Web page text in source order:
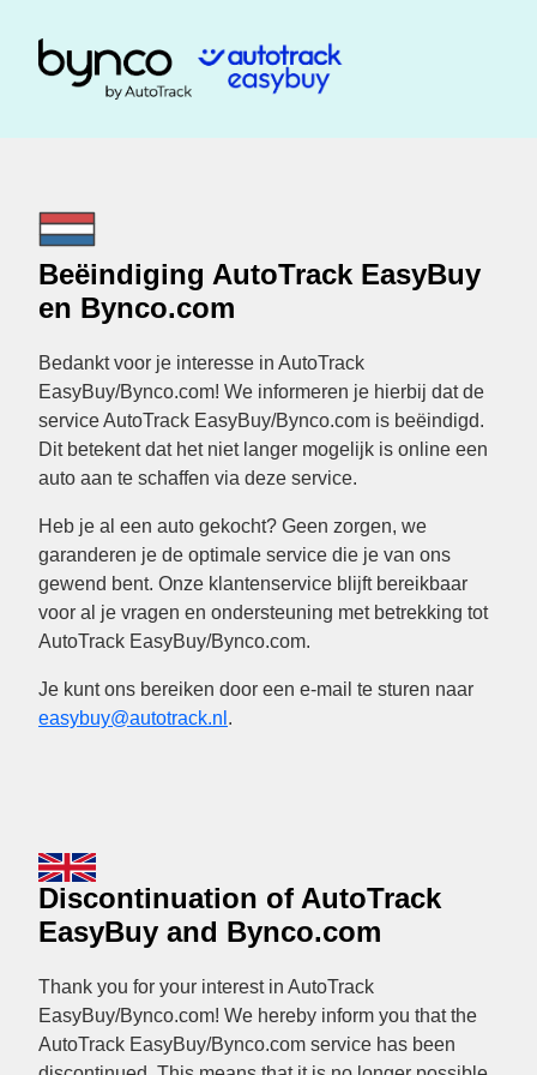
Beëindiging AutoTrack EasyBuy
en Bynco.com
Bedankt voor je interesse in AutoTrack
EasyBuy/Bynco.com! We informeren je hierbij dat de
service AutoTrack EasyBuy/Bynco.com is beëindigd.
Dit betekent dat het niet langer mogelijk is online een
auto aan te schaffen via deze service.
Heb je al een auto gekocht? Geen zorgen, we
garanderen je de optimale service die je van ons
gewend bent. Onze klantenservice blijft bereikbaar
voor al je vragen en ondersteuning met betrekking tot
AutoTrack EasyBuy/Bynco.com.
Je kunt ons bereiken door een e-mail te sturen naar
easybuy@autotrack.nl .
Discontinuation of AutoTrack
EasyBuy and Bynco.com
Thank you for your interest in AutoTrack
EasyBuy/Bynco.com! We hereby inform you that the
AutoTrack EasyBuy/Bynco.com service has been